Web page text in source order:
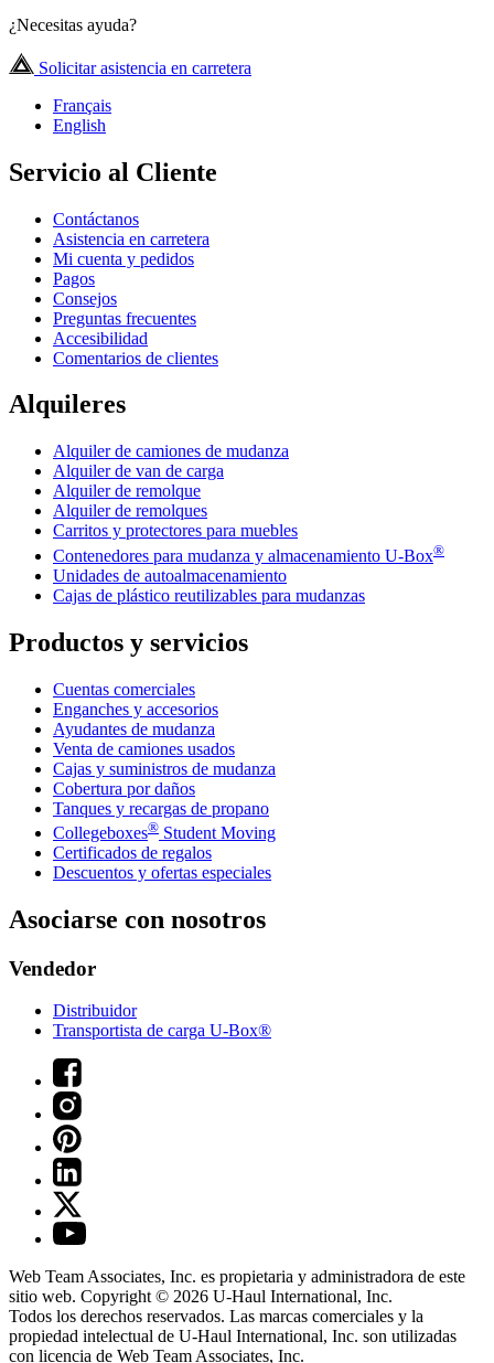
¿Necesitas ayuda?
Solicitar asistencia en carretera
Français
English
Servicio al Cliente
Contáctanos
Asistencia en carretera
Mi cuenta y pedidos
Pagos
Consejos
Preguntas frecuentes
Accesibilidad
Comentarios de clientes
Alquileres
Alquiler de camiones de mudanza
Alquiler de van de carga
Alquiler de remolque
Alquiler de remolques
Carritos y protectores para muebles
Contenedores para mudanza y almacenamiento U-Box®
Unidades de autoalmacenamiento
Cajas de plástico reutilizables para mudanzas
Productos y servicios
Cuentas comerciales
Enganches y accesorios
Ayudantes de mudanza
Venta de camiones usados
Cajas y suministros de mudanza
Cobertura por daños
Tanques y recargas de propano
Collegeboxes® Student Moving
Certificados de regalos
Descuentos y ofertas especiales
Asociarse con nosotros
Vendedor
Distribuidor
Transportista de carga U-Box®
Web Team Associates, Inc. es propietaria y administradora de este
sitio web. Copyright © 2026 U-Haul International, Inc.
Todos los derechos reservados. Las marcas comerciales y la
propiedad intelectual de U-Haul International, Inc. son utilizadas
con licencia de Web Team Associates, Inc.